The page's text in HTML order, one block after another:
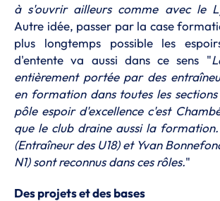
à s'ouvrir ailleurs comme avec le
Autre idée, passer par la case
plus longtemps possible les
d'entente va aussi dans ce sens "
entièrement portée par des
en formation dans toutes les
pôle espoir d'excellence c'est
que le club draine aussi la
(Entraîneur des U18) et Yvan
N1) sont reconnus dans ces rôles."
Des projets et des bases